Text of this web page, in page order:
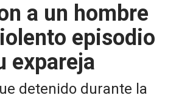
a un hombre
episodio
expareja
detenido durante la